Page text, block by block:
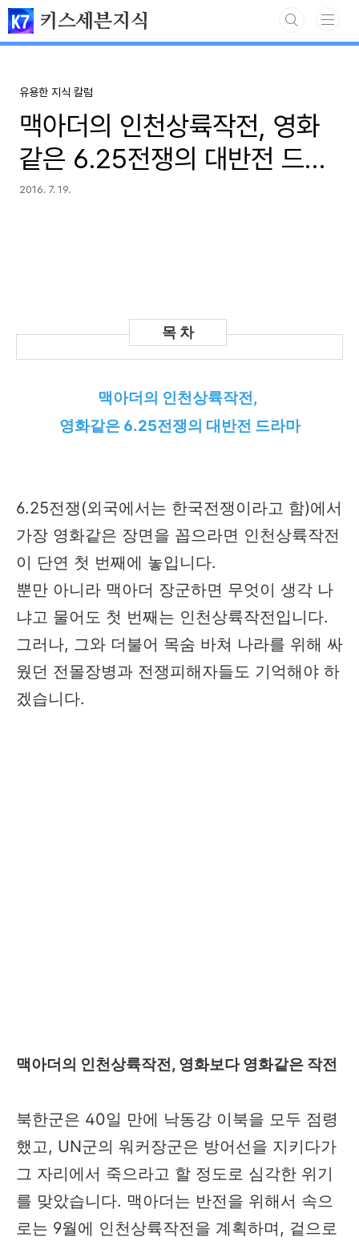
본문 바로가기
키스세븐지식
유용한 지식 칼럼
맥아더의 인천상륙작전, 영화
같은 6.25전쟁의 대반전 드라
마
2016. 7. 19.
맥아더의 인천상륙작전,
영화같은 6.25전쟁의 대반전 드라마
6.25전쟁(외국에서는 한국전쟁이라고 함)에서
가장 영화같은 장면을 꼽으라면 인천상륙작전
이 단연 첫 번째에 놓입니다.
뿐만 아니라 맥아더 장군하면 무엇이 생각 나
냐고 물어도 첫 번째는 인천상륙작전입니다.
그러나, 그와 더불어 목숨 바쳐 나라를 위해 싸
웠던 전몰장병과 전쟁피해자들도 기억해야 하
겠습니다.
맥아더의 인천상륙작전, 영화보다 영화같은 작전
북한군은 40일 만에 낙동강 이북을 모두 점령
했고, UN군의 워커장군은 방어선을 지키다가
그 자리에서 죽으라고 할 정도로 심각한 위기
를 맞았습니다. 맥아더는 반전을 위해서 속으
로는 9월에 인천상륙작전을 계획하며, 겉으로